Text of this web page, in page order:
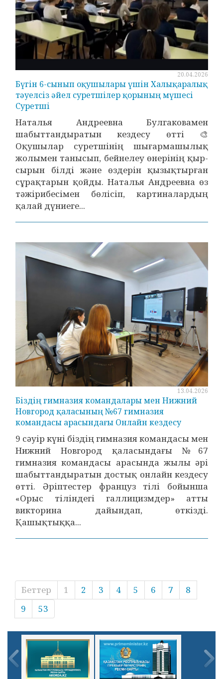
20.04.2026
Бүгін 6-сынып оқушылары үшін Халықаралық
тәуелсіз әйел суретшілер қорының мүшесі
Суретші
Наталья Андреевна Булгаковамен
шабыттандыратын кездесу өтті 🎨
Оқушылар суретшінің шығармашылық
жолымен танысып, бейнелеу өнерінің қыр-
сырын білді және өздерін қызықтырған
сұрақтарын қойды. Наталья Андреевна өз
тәжірибесімен бөлісіп, картиналардың
қалай дүниеге...
13.04.2026
Біздің гимназия командалары мен Нижний
Новгород қаласының №67 гимназия
командасы арасындағы Онлайн кездесу
9 сәуір күні біздің гимназия командасы мен
Нижний Новгород қаласындағы №67
гимназия командасы арасында жылы әрі
шабыттандыратын достық онлайн кездесу
өтті. Әріптестер француз тілі бойынша
«Орыс тіліндегі галлицизмдер» атты
викторина дайындап, өткізді.
Қашықтыққа...
Беттер 1 2 3 4 5 6 7
8
9
53